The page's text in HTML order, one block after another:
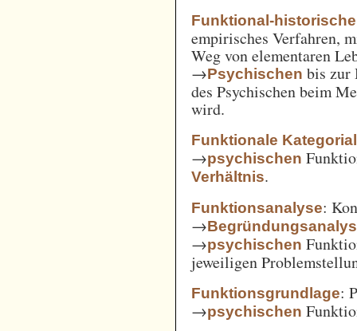
Funktional-
empirisches Verfahren,
Weg von elementaren
→Psychischen bis zur
des Psychischen beim
wird.
Funktionale
→psychischen
Verhältnis.
Funktionsanalyse:
→
→psychischen
jeweiligen
Funktionsgrundlage:
→psychischen